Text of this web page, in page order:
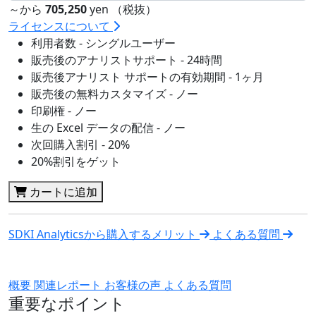
～から 705,250yen （税抜）
ライセンスについて
利用者数 - シングルユーザー
販売後のアナリストサポート - 24時間
販売後アナリスト サポートの有効期間 - 1ヶ月
販売後の無料カスタマイズ - ノー
印刷権 - ノー
生の Excel データの配信 - ノー
次回購入割引 - 20%
20%割引をゲット
カートに追加
SDKI Analyticsから購入するメリット よくある質問
概要関連レポート お客様の声 よくある質問
重要なポイント